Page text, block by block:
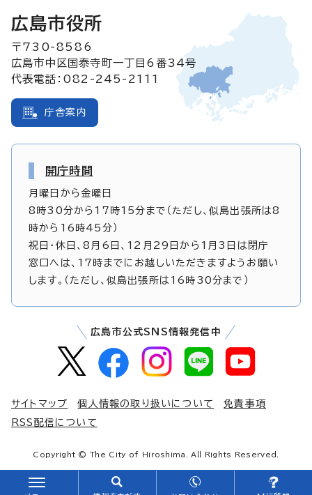
広島市役所
〒730-8586
広島市中区国泰寺町一丁目6番34号
代表電話：082-245-2111
庁舎案内
開庁時間
月曜日から金曜日
8時30分から17時15分まで（ただし、似島出張所は8
時から16時45分）
祝日・休日、8月6日、12月29日から1月3日は閉庁
窓口へは、17時までにお越しいただきますようお願い
します。（ただし、似島出張所は16時30分まで）
広島市公式SNS情報発信中
サイトマップ 個人情報の取り扱いについて
免責事項
RSS配信について
Copyright © The City of Hiroshima. All Rights Reserved.